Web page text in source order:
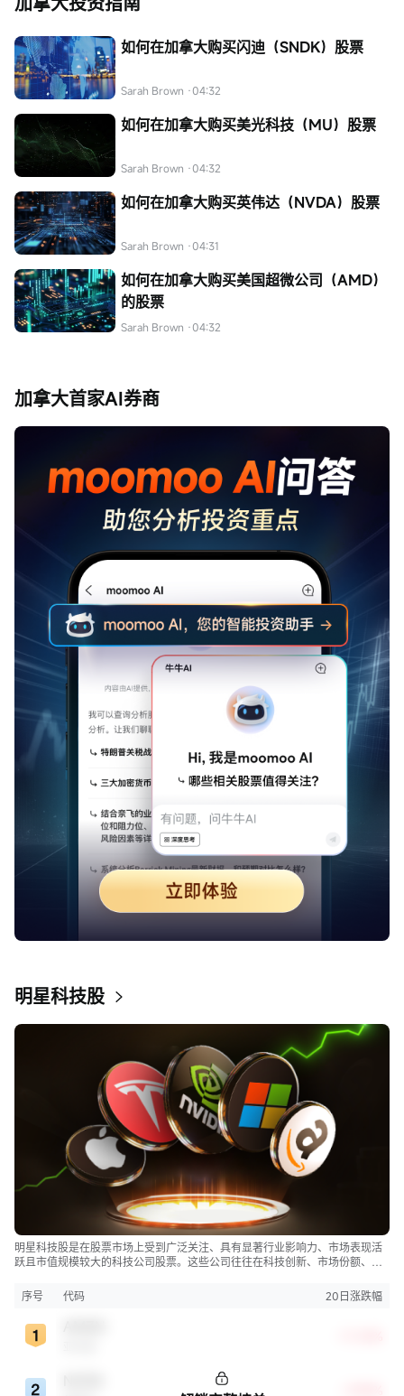
如何在加拿大购买闪迪（SNDK）股票
Sarah Brown ·04:32
如何在加拿大购买美光科技（MU）股票
Sarah Brown ·04:32
如何在加拿大购买英伟达（NVDA）股票
Sarah Brown ·04:31
如何在加拿大购买美国超微公司（AMD）
的股票
Sarah Brown ·04:32
加拿大首家AI券商
明星科技股
明星科技股是在股票市场上受到广泛关注、具有显著行业影响力、市场表现活
跃且市值规模较大的科技公司股票。这些公司往往在科技创新、市场份额、品
市，特别是科技行业板块乃至全球经济具有显著影响。
序号 代码 20日涨跌幅